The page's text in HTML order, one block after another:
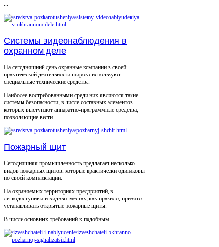
...
Системы видеонаблюдения в
охранном деле
На сегодняшний день охранные компании в своей
практической деятельности широко используют
специальные технические средства.
Наиболее востребованными среди них являются такие
системы безопасности, в числе составных элементов
которых выступают аппаратно-программные средства,
позволяющие вести ...
Пожарный щит
Сегодняшняя промышленность предлагает несколько
видов пожарных щитов, которые практически одинаковы
по своей комплектации.
На охраняемых территориях предприятий, в
легкодоступных и видных местах, как правило, принято
устанавливать открытые пожарные щиты.
В числе основных требований к подобным ...